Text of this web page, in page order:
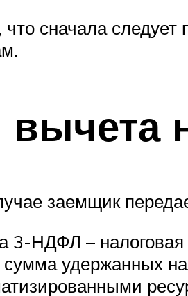
сначала следует
заемщик
3-НДФЛ – налоговая
сумма удержанных